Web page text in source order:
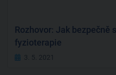
Rozhovor: Jak bezpečně
fyzioterapie
3. 5. 2021